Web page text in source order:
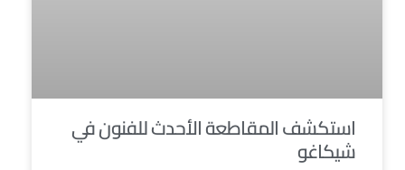
استكشف المقاطعة الأحدث للفنون في
شيكاغو